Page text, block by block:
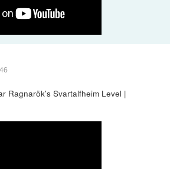
Ragnarök's Svartalfheim Level |